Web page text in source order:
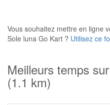
Vous souhaitez mettre en ligne
Sole luna Go Kart ? Utilisez ce
Meilleurs temps
(1.1 km)